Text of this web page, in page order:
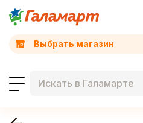
Выбрать магазин